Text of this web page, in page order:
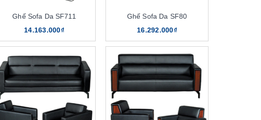
Ghế Sofa Da SF711
14.163.000₫
Ghế Sofa Da SF80
16.292.000₫